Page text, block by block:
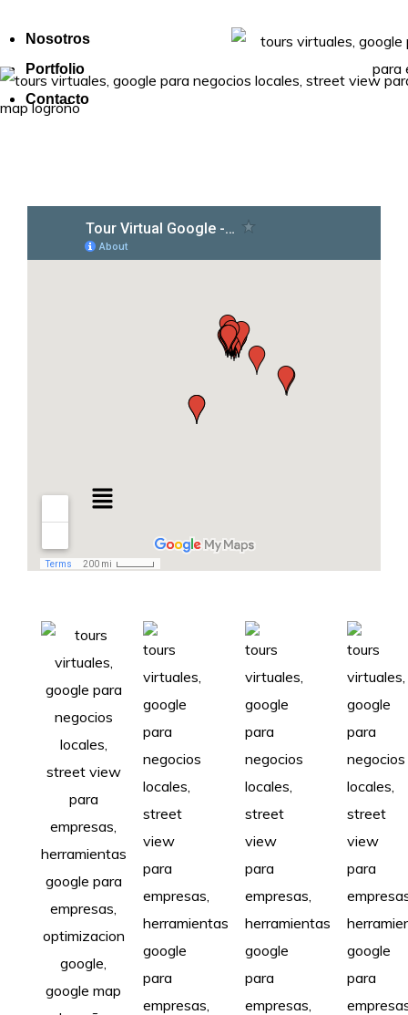
Nosotros
Portfolio
Contacto